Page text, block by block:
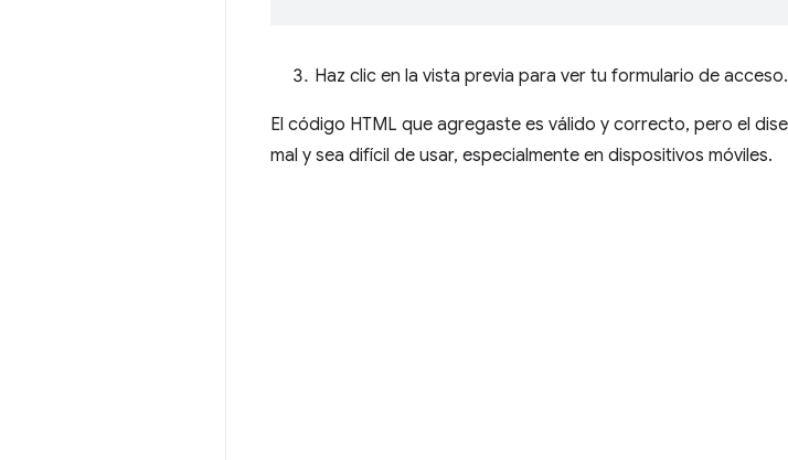
Haz clic en la vista previa para ver tu formulario de acceso.
El código HTML que agregaste es válido y correcto, pero el
mal y sea difícil de usar, especialmente en dispositivos móviles.